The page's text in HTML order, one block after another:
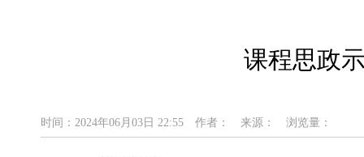
课程思政
时间：2024年06月03日 22:55 作者： 来源： 浏览量：